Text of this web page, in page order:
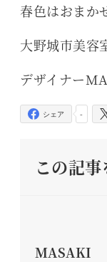
春色はおまか
大野城市美容
デザイナー
-
シェア
この記
MASAKI